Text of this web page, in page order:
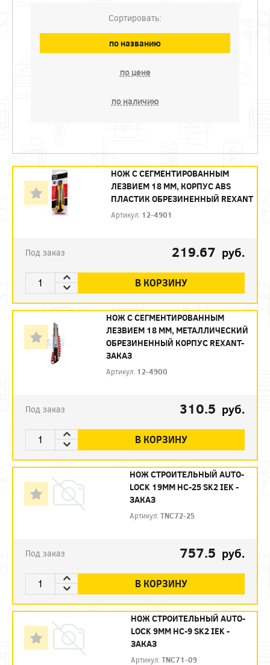
Сортировать:
по названию
по цене
по наличию
НОЖ С СЕГМЕНТИРОВАННЫМ
ЛЕЗВИЕМ 18 ММ, КОРПУС ABS
ПЛАСТИК ОБРЕЗИНЕННЫЙ REXANT
Артикул: 12-4901
Под заказ 219.67 руб.
В КОРЗИНУ
НОЖ С СЕГМЕНТИРОВАННЫМ
ЛЕЗВИЕМ 18 ММ, МЕТАЛЛИЧЕСКИЙ
ОБРЕЗИНЕННЫЙ КОРПУС REXANT-
ЗАКАЗ
Артикул: 12-4900
Под заказ 310.5 руб.
В КОРЗИНУ
НОЖ СТРОИТЕЛЬНЫЙ AUTO-
LOCK 19ММ НС-25 SK2 IEK -
ЗАКАЗ
Артикул:TNC72-25
Под заказ 757.5 руб.
В КОРЗИНУ
НОЖ СТРОИТЕЛЬНЫЙ AUTO-
LOCK 9ММ НС-9 SK2 IEK -
ЗАКАЗ
Артикул:TNC71-09